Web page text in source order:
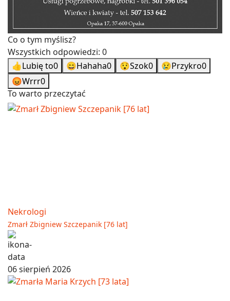
Co o tym myślisz?
Wszystkich odpowiedzi: 0
👍Lubię to0 😄Hahaha0 😯Szok0 😢Przykro0
😡Wrrr0
To warto przeczytać
Nekrologi
Zmarł Zbigniew Szczepanik [76 lat]
06 sierpień 2026